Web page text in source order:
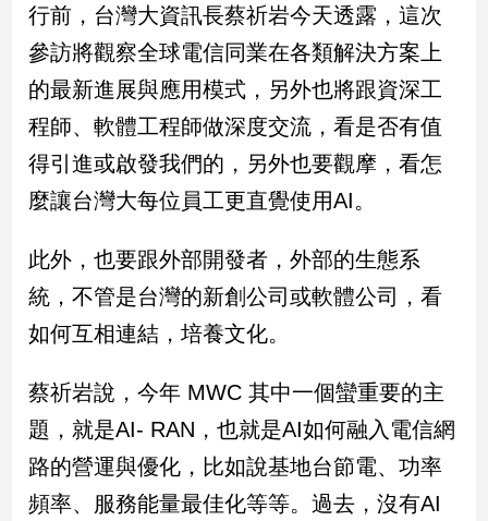
會
點
觀
點
兩
國
際
會/
方
新
冠
病
專
行前，台灣大資訊長蔡祈岩今天透露，這次
參訪將觀察全球電信同業在各類解決方案上
的最新進展與應用模式，另外也將跟資深工
程師、軟體工程師做深度交流，看是否有值
得引進或啟發我們的，另外也要觀摩，看怎
麼讓台灣大每位員工更直覺使用AI。
此外，也要跟外部開發者，外部的生態系
統，不管是台灣的新創公司或軟體公司，看
如何互相連結，培養文化。
蔡祈岩說，今年 MWC 其中一個蠻重要的主
題，就是AI- RAN，也就是AI如何融入電信網
路的營運與優化，比如說基地台節電、功率
頻率、服務能量最佳化等等。過去，沒有AI